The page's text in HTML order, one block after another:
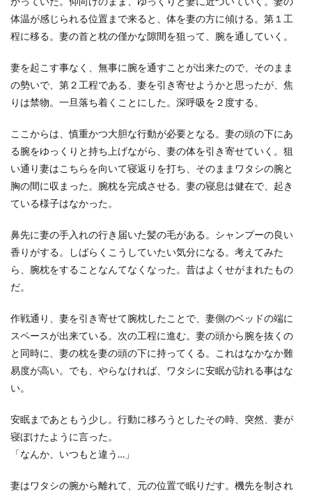
体温が感じられる位置まで来ると、体を妻の方に傾ける。第１工
程に移る。妻の首と枕の僅かな隙間を狙って、腕を通していく。
妻を起こす事なく、無事に腕を通すことが出来たので、そのまま
の勢いで、第２工程である、妻を引き寄せようかと思ったが、焦
りは禁物。一旦落ち着くことにした。深呼吸を２度する。
ここからは、慎重かつ大胆な行動が必要となる。妻の頭の下にあ
る腕をゆっくりと持ち上げながら、妻の体を引き寄せていく。狙
い通り妻はこちらを向いて寝返りを打ち、そのままワタシの腕と
胸の間に収まった。腕枕を完成させる。妻の寝息は健在で、起き
ている様子はなかった。
鼻先に妻の手入れの行き届いた髪の毛がある。シャンプーの良い
香りがする。しばらくこうしていたい気分になる。考えてみた
ら、腕枕をすることなんてなくなった。昔はよくせがまれたもの
だ。
作戦通り、妻を引き寄せて腕枕したことで、妻側のベッドの端に
スペースが出来ている。次の工程に進む。妻の頭から腕を抜くの
と同時に、妻の枕を妻の頭の下に持ってくる。これはなかなか難
易度が高い。でも、やらなければ、ワタシに安眠が訪れる事はな
い。
安眠まであともう少し。行動に移ろうとしたその時、突然、妻が
寝ぼけたように言った。
「なんか、いつもと違う…」
妻はワタシの腕から離れて、元の位置で眠りだす。機先を制され